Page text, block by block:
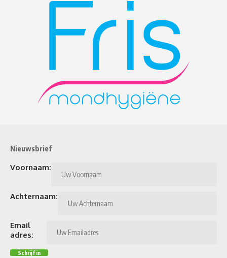
Nieuwsbrief
Voornaam:
Achternaam:
Email
adres: